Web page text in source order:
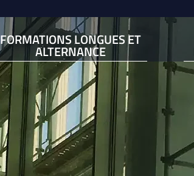
FORMATIONS LONGUES ET
ALTERNANCE